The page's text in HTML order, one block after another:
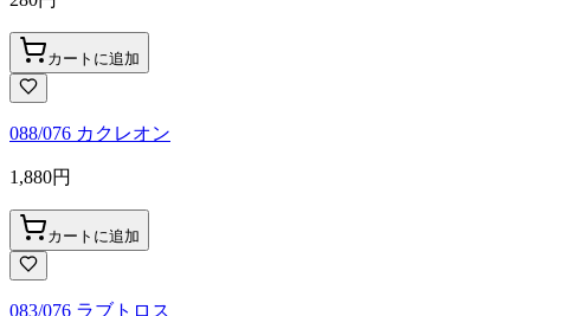
カートに追加
088/076 カクレオン
1,880円
カートに追加
083/076 ラブトロス